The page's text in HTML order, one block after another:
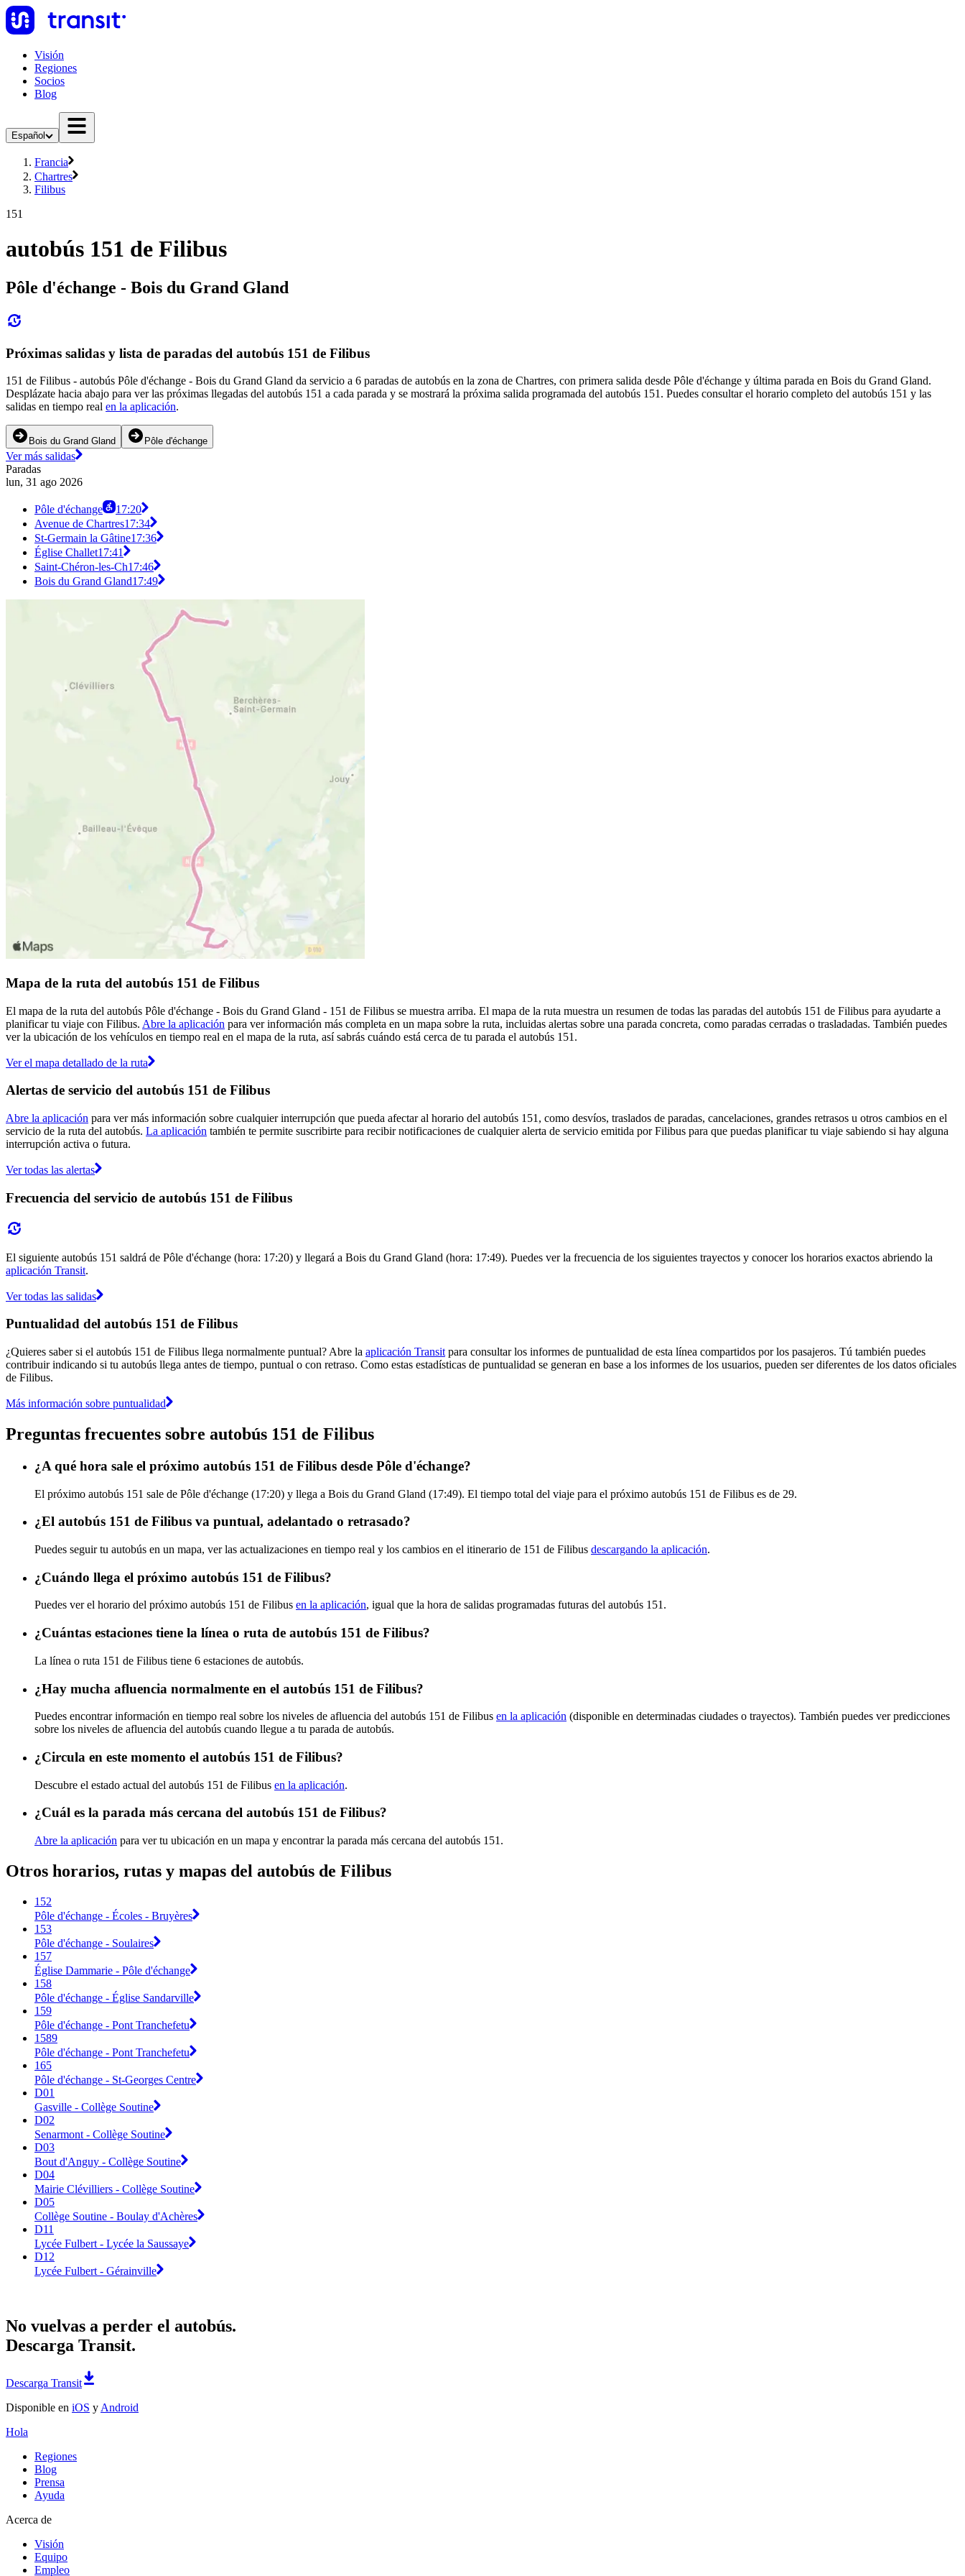
Visión
Regiones
Socios
Blog
Español
Francia
Chartres
Filibus
151
autobús 151 de Filibus
Pôle d'échange - Bois du Grand Gland
Próximas salidas y lista de paradas del autobús 151 de Filibus
151 de Filibus - autobús Pôle d'échange - Bois du Grand Gland da servicio a 6 paradas de autobús en la zona de Chartres, con primera salida desde Pôle d'échange y última parada en Bois du Grand Gland.
Desplázate hacia abajo para ver las próximas llegadas del autobús 151 a cada parada y se mostrará la próxima salida programada del autobús 151. Puedes consultar el horario completo del autobús 151 y las
salidas en tiempo real en la aplicación.
Bois du Grand Gland Pôle d'échange
Ver más salidas
Paradas
lun, 31 ago 2026
Pôle d'échange
17:20
Avenue de Chartres17:34
St-Germain la Gâtine17:36
Église Challet17:41
Saint-Chéron-les-Ch17:46
Bois du Grand Gland17:49
Mapa de la ruta del autobús 151 de Filibus
El mapa de la ruta del autobús Pôle d'échange - Bois du Grand Gland - 151 de Filibus se muestra arriba. El mapa de la ruta muestra un resumen de todas las paradas del autobús 151 de Filibus para ayudarte a
planificar tu viaje con Filibus. Abre la aplicación para ver información más completa en un mapa sobre la ruta, incluidas alertas sobre una parada concreta, como paradas cerradas o trasladadas. También puedes
ver la ubicación de los vehículos en tiempo real en el mapa de la ruta, así sabrás cuándo está cerca de tu parada el autobús 151.
Ver el mapa detallado de la ruta
Alertas de servicio del autobús 151 de Filibus
Abre la aplicación para ver más información sobre cualquier interrupción que pueda afectar al horario del autobús 151, como desvíos, traslados de paradas, cancelaciones, grandes retrasos u otros cambios en el
servicio de la ruta del autobús. La aplicación también te permite suscribirte para recibir notificaciones de cualquier alerta de servicio emitida por Filibus para que puedas planificar tu viaje sabiendo si hay alguna
interrupción activa o futura.
Ver todas las alertas
Frecuencia del servicio de autobús 151 de Filibus
El siguiente autobús 151 saldrá de Pôle d'échange (hora: 17:20) y llegará a Bois du Grand Gland (hora: 17:49). Puedes ver la frecuencia de los siguientes trayectos y conocer los horarios exactos abriendo la
aplicación Transit.
Ver todas las salidas
Puntualidad del autobús 151 de Filibus
¿Quieres saber si el autobús 151 de Filibus llega normalmente puntual? Abre la aplicación Transit para consultar los informes de puntualidad de esta línea compartidos por los pasajeros. Tú también puedes
contribuir indicando si tu autobús llega antes de tiempo, puntual o con retraso. Como estas estadísticas de puntualidad se generan en base a los informes de los usuarios, pueden ser diferentes de los datos oficiales
de Filibus.
Más información sobre puntualidad
Preguntas frecuentes sobre autobús 151 de Filibus
¿A qué hora sale el próximo autobús 151 de Filibus desde Pôle d'échange?
El próximo autobús 151 sale de Pôle d'échange (17:20) y llega a Bois du Grand Gland (17:49). El tiempo total del viaje para el próximo autobús 151 de Filibus es de 29.
¿El autobús 151 de Filibus va puntual, adelantado o retrasado?
Puedes seguir tu autobús en un mapa, ver las actualizaciones en tiempo real y los cambios en el itinerario de 151 de Filibus descargando la aplicación.
¿Cuándo llega el próximo autobús 151 de Filibus?
Puedes ver el horario del próximo autobús 151 de Filibus en la aplicación, igual que la hora de salidas programadas futuras del autobús 151.
¿Cuántas estaciones tiene la línea o ruta de autobús 151 de Filibus?
La línea o ruta 151 de Filibus tiene 6 estaciones de autobús.
¿Hay mucha afluencia normalmente en el autobús 151 de Filibus?
Puedes encontrar información en tiempo real sobre los niveles de afluencia del autobús 151 de Filibus en la aplicación (disponible en determinadas ciudades o trayectos). También puedes ver predicciones
sobre los niveles de afluencia del autobús cuando llegue a tu parada de autobús.
¿Circula en este momento el autobús 151 de Filibus?
Descubre el estado actual del autobús 151 de Filibus en la aplicación.
¿Cuál es la parada más cercana del autobús 151 de Filibus?
Abre la aplicación para ver tu ubicación en un mapa y encontrar la parada más cercana del autobús 151.
Otros horarios, rutas y mapas del autobús de Filibus
152
Pôle d'échange - Écoles - Bruyères
153
Pôle d'échange - Soulaires
157
Église Dammarie - Pôle d'échange
158
Pôle d'échange - Église Sandarville
159
Pôle d'échange - Pont Tranchefetu
1589
Pôle d'échange - Pont Tranchefetu
165
Pôle d'échange - St-Georges Centre
D01
Gasville - Collège Soutine
D02
Senarmont - Collège Soutine
D03
Bout d'Anguy - Collège Soutine
D04
Mairie Clévilliers - Collège Soutine
D05
Collège Soutine - Boulay d'Achères
D11
Lycée Fulbert - Lycée la Saussaye
D12
Lycée Fulbert - Gérainville
No vuelvas a perder el autobús.
Descarga Transit.
Descarga Transit
Disponible en iOS y Android
Hola
Regiones
Blog
Prensa
Ayuda
Acerca de
Visión
Equipo
Empleo